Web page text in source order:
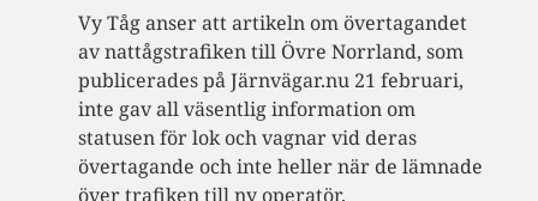
Vy Tåg anser att artikeln om övertagandet
av nattågstrafiken till Övre Norrland, som
publicerades på Järnvägar.nu 21 februari,
inte gav all väsentlig information om
statusen för lok och vagnar vid deras
övertagande och inte heller när de lämnade
över trafiken till ny operatör.